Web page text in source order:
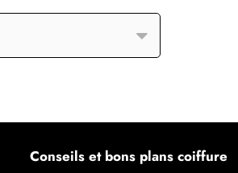
Conseils et bons plans coiffure